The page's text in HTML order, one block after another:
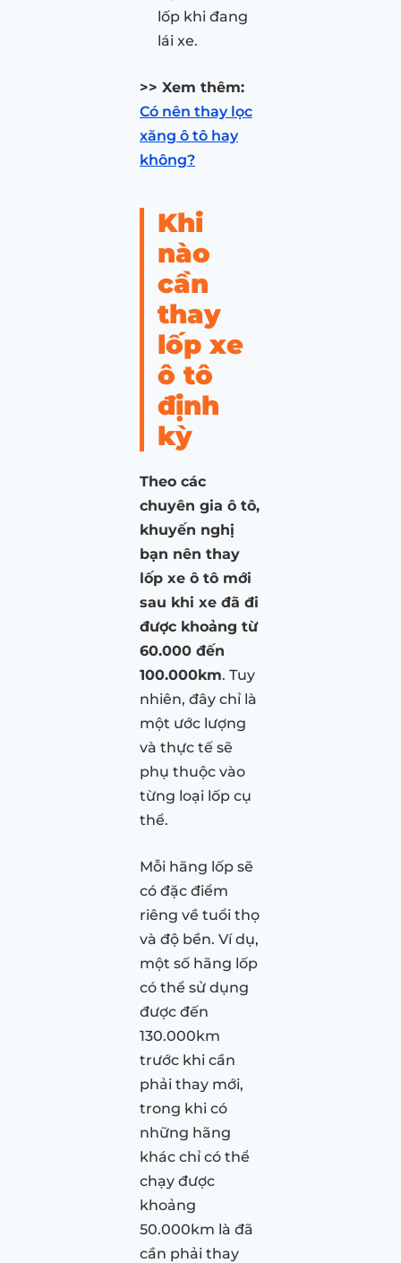
lốp khi đang
lái xe.
>> Xem thêm:
Có nên thay lọc
xăng ô tô hay
không?
Khi
nào
cần
thay
lốp xe
ô tô
định
kỳ
Theo các
chuyên gia ô tô,
khuyến nghị
bạn nên thay
lốp xe ô tô mới
sau khi xe đã đi
được khoảng từ
60.000 đến
100.000km. Tuy
nhiên, đây chỉ là
một ước lượng
và thực tế sẽ
phụ thuộc vào
từng loại lốp cụ
thể.
Mỗi hãng lốp sẽ
có đặc điểm
riêng về tuổi thọ
và độ bền. Ví dụ,
một số hãng lốp
có thể sử dụng
được đến
130.000km
trước khi cần
phải thay mới,
trong khi có
những hãng
khác chỉ có thể
chạy được
khoảng
50.000km là đã
cần phải thay